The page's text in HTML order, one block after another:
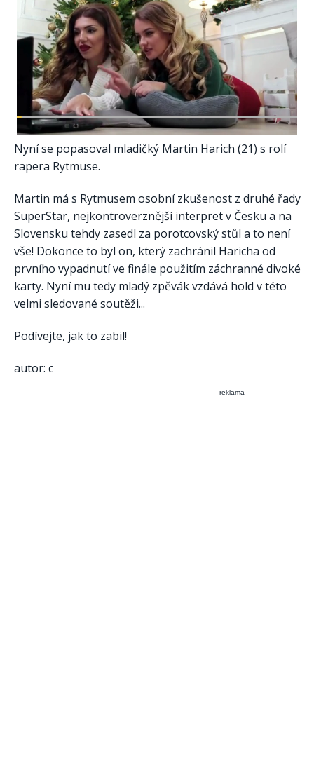
Nyní se popasoval mladičký Martin Harich (21) s rolí
rapera Rytmuse.
Martin má s Rytmusem osobní zkušenost z druhé řady
SuperStar, nejkontroverznější interpret v Česku a na
Slovensku tehdy zasedl za porotcovský stůl a to není
vše! Dokonce to byl on, který zachránil Haricha od
prvního vypadnutí ve finále použitím záchranné divoké
karty. Nyní mu tedy mladý zpěvák vzdává hold v této
velmi sledované soutěži...
Podívejte, jak to zabil!
autor: c
reklama